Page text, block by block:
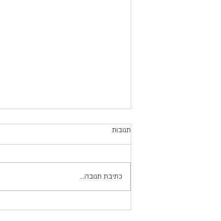
חופה תחת כיפת השמיים
האם חובה לערוך חופה תחת כיפת
תגובות
כתיבת תגובה...